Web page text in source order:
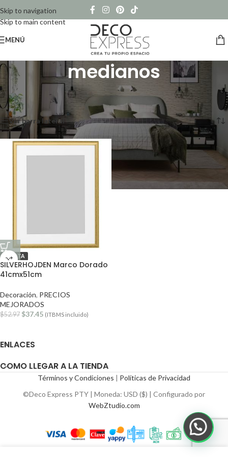
Skip to navigation
Skip to main content
MENÚ
medianos
Inicio/
Productos etiquetados “medianos”
Mostrando el único resultado
Ver barra lateral
OFERTA
SILVERHOJDEN Marco Dorado
41cmx51cm
Decoración, PRECIOS
MEJORADOS
$52.97 $37.45 (ITBMS incluido)
ENLACES
COMO LLEGAR A LA TIENDA
Términos y Condiciones | Políticas de Privacidad
©Deco Express PTY | Moneda: USD ($) | Configurado por
WebZtudio.com